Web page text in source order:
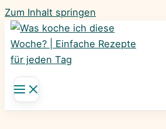
Zum Inhalt springen